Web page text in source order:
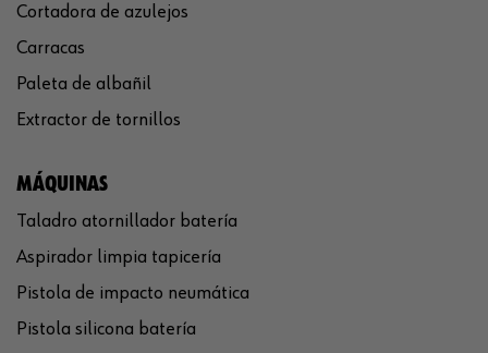
Cortadora de azulejos
Carracas
Paleta de albañil
Extractor de tornillos
MÁQUINAS
Taladro atornillador batería
Aspirador limpia tapicería
Pistola de impacto neumática
Pistola silicona batería